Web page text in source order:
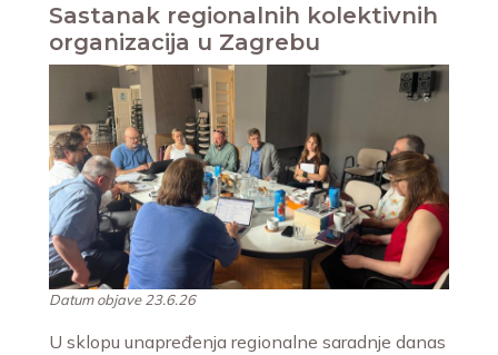
Sastanak regionalnih kolektivnih
organizacija u Zagrebu
Datum objave 23.6.26
U sklopu unapređenja regionalne saradnje danas